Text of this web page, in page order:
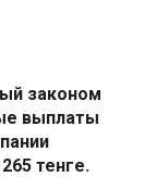
законом
выплаты
тенге.